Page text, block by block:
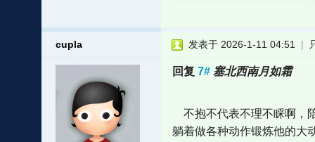
cupla 发表于 2026-1-11 04:51 |
回复 7# 塞北西南月如霜
不抱不代表不理不睬啊，
躺着做各种动作锻炼他的大